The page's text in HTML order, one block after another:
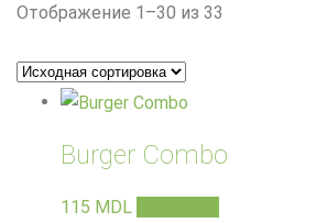
Отображение 1–30 из 33
Burger Combo
115 MDL